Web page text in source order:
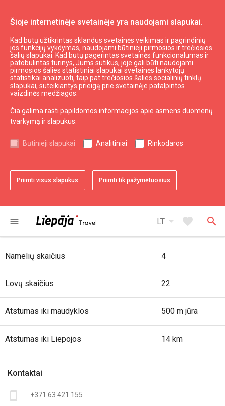
Šioje internetinėje svetainėje yra naudojami slapukai.
Kad būtų užtikrintas sklandus svetainės veikimas ir pagrindinių
jos funkcijų vykdymas, naudojami būtinieji pirmosios ir trečiosios
šalių slapukai. Kad būtų pagerintas svetainės funkcionalumas ir
patobulintas turinys, Jums sutikus, joje gali būti naudojami
pirmosios šalies statistiniai slapukai svetainės lankytojų
statistikai analizuoti, taip pat trečiosios šalies socialinių tinklų
slapukai, suteikiantys prieigą prie svetainėje patalpintos
vaizdinės medžiagos.
Čia galima rasti papildomos informacijos apie asmens duomenų
tvarkymą ir slapukus.
Būtinieji slapukai Analitiniai Rinkodaros
Priimti visus slapukus Priimti tik pažymėtuosius
menu LT arrow_drop_down favorite search
Planuoti Nakvynė
Poilsio namai "Sklandas"
Kontaktai
smartphone +371 63 421 155
Namelių skaičius 4
Lovų skaičius 22
Atstumas iki maudyklos 500 m jūra
Atstumas iki Liepojos 14 km